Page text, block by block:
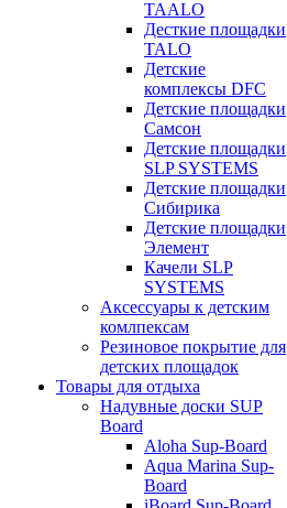
TAALO
Десткие площадки
TALO
Детские
комплексы DFC
Детские площадки
Самсон
Детские площадки
SLP SYSTEMS
Детские площадки
Сибирика
Детские площадки
Элемент
Качели SLP
SYSTEMS
Аксессуары к детским
комлпексам
Резиновое покрытие для
детских площадок
Товары для отдыха
Надувные доски SUP
Board
Aloha Sup-Board
Aqua Marina Sup-
Board